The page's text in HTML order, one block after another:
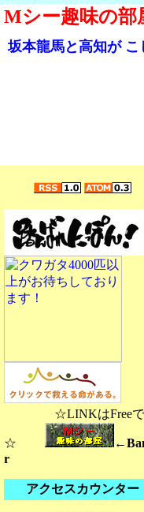
Mシー趣味の部
坂本龍馬と高知が こ
☆LINKはFreeで
☆
r
アクセスカウンター